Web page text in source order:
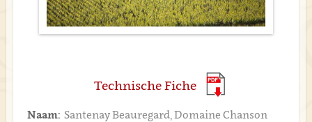
Technische Fiche
Naam: Santenay Beauregard, Domaine Chanson